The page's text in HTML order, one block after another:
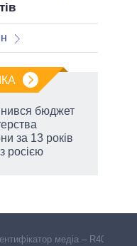
бюджет
за 13 років
росією
медіа – R40-